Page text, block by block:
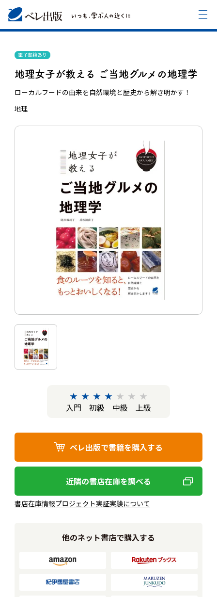
電子書籍あり
地理女子が教える ご当地グルメの地理学
ローカルフードの由来を自然環境と歴史から解き明かす！
地理
★ ★ ★ ★ ★ ★ ★
入門
初級 中級 上級
ベレ出版で書籍を購入する
近隣の書店在庫を調べる
書店在庫情報プロジェクト実証実験について
他のネット書店で購入する